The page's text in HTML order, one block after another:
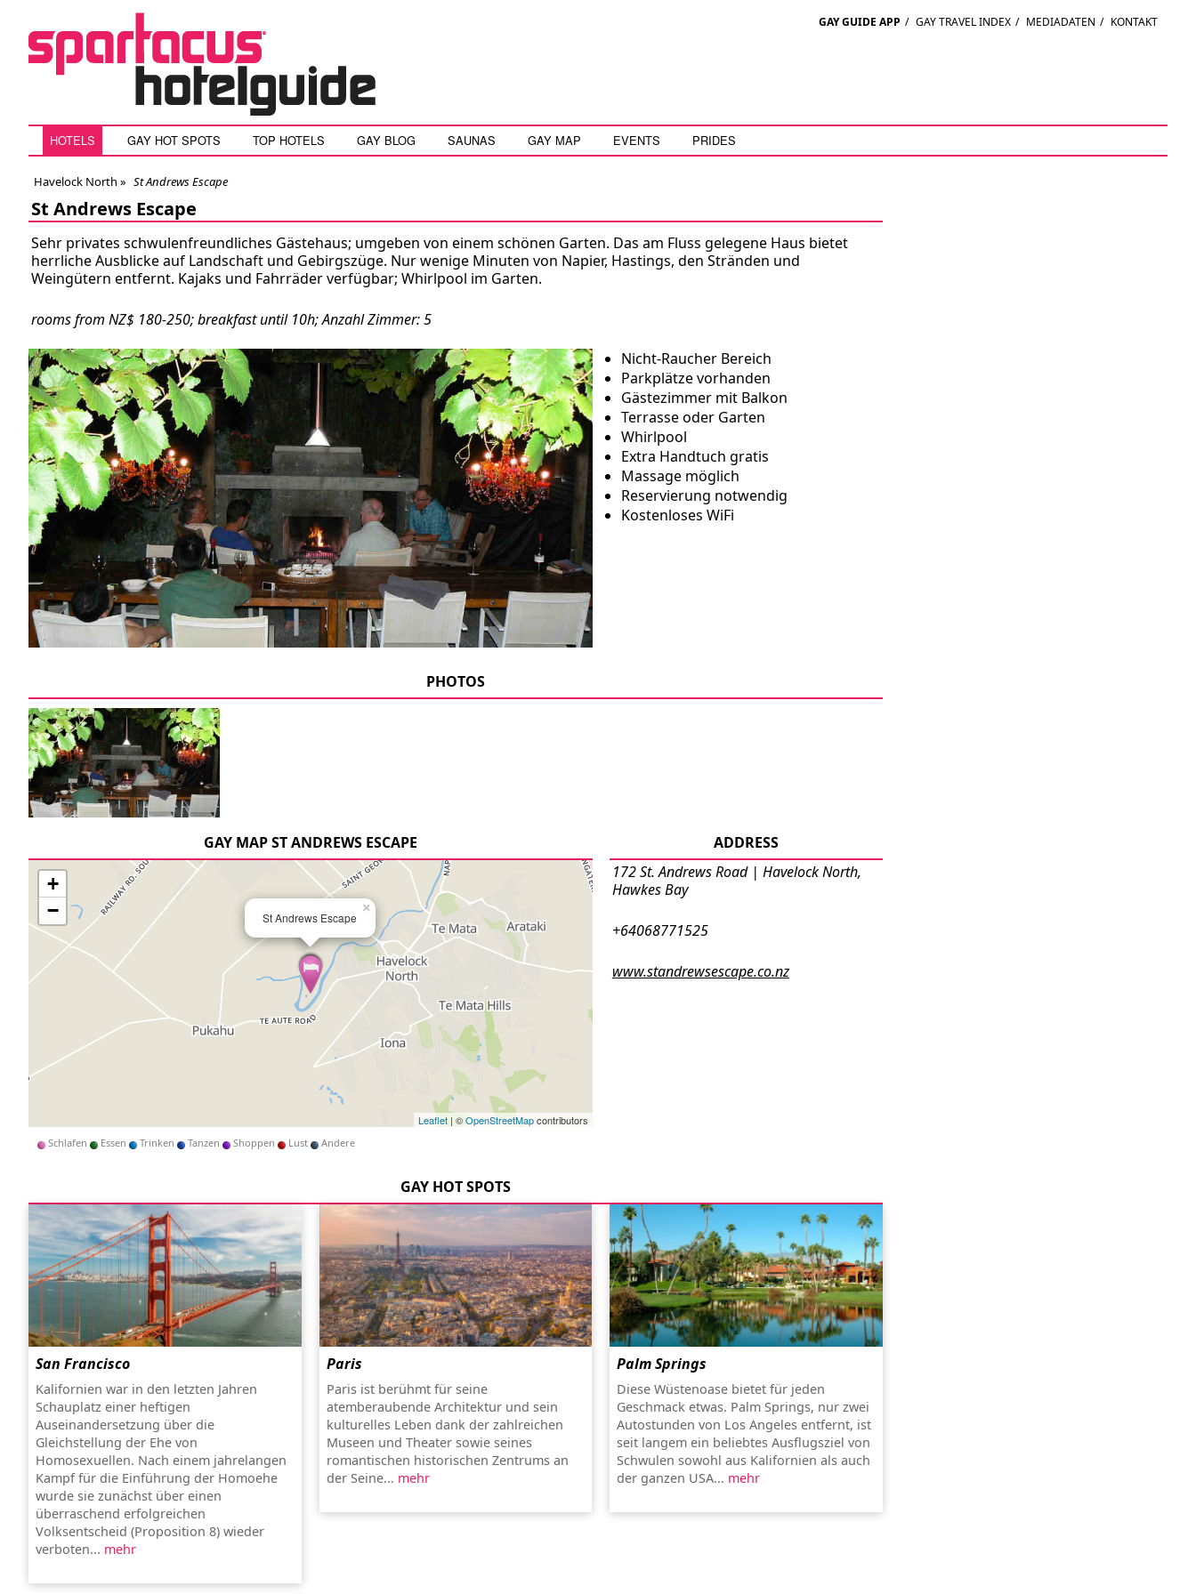
GAY GUIDE APP / GAY TRAVEL INDEX / MEDIADATEN / KONTAKT
HOTELS GAY HOT SPOTS TOP HOTELS GAY BLOG SAUNAS GAY MAP EVENTS PRIDES
Havelock North » St Andrews Escape
St Andrews Escape
Sehr privates schwulenfreundliches Gästehaus; umgeben von einem schönen Garten. Das am Fluss gelegene Haus bietet
herrliche Ausblicke auf Landschaft und Gebirgszüge. Nur wenige Minuten von Napier, Hastings, den Stränden und
Weingütern entfernt. Kajaks und Fahrräder verfügbar; Whirlpool im Garten.
rooms from NZ$ 180-250; breakfast until 10h; Anzahl Zimmer: 5
Nicht-Raucher Bereich
Parkplätze vorhanden
Gästezimmer mit Balkon
Terrasse oder Garten
Whirlpool
Extra Handtuch gratis
Massage möglich
Reservierung notwendig
Kostenloses WiFi
PHOTOS
ADDRESS
172 St. Andrews Road | Havelock North,
Hawkes Bay
+64068771525
www.standrewsescape.co.nz
GAY MAP ST ANDREWS ESCAPE
St Andrews Escape
×
+
−
Leaflet| ©OpenStreetMapcontributors
Schlafen Essen Trinken Tanzen Shoppen Lust Andere
GAY HOT SPOTS
San Francisco
Kalifornien war in den letzten Jahren
Schauplatz einer heftigen
Auseinandersetzung über die
Gleichstellung der Ehe von
Homosexuellen. Nach einem jahrelangen
Kampf für die Einführung der Homoehe
wurde sie zunächst über einen
überraschend erfolgreichen
Volksentscheid (Proposition 8) wieder
verboten... mehr
Paris
Paris ist berühmt für seine
atemberaubende Architektur und sein
kulturelles Leben dank der zahlreichen
Museen und Theater sowie seines
romantischen historischen Zentrums an
der Seine... mehr
Palm Springs
Diese Wüstenoase bietet für jeden
Geschmack etwas. Palm Springs, nur zwei
Autostunden von Los Angeles entfernt, ist
seit langem ein beliebtes Ausflugsziel von
Schwulen sowohl aus Kalifornien als auch
der ganzen USA... mehr